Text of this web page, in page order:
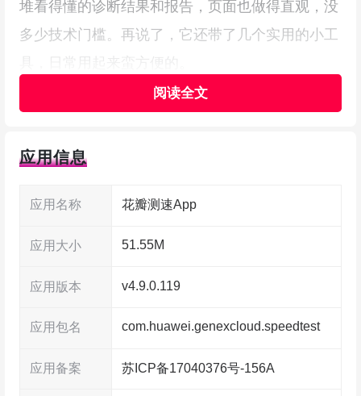
堆看得懂的诊断结果和报告，页面也做得直观，没
多少技术门槛。再说了，它还带了几个实用的小工
应用信息
应用名称 花瓣测速App
应用大小 51.55M
应用版本 v4.9.0.119
应用包名 com.huawei.genexcloud.speedtest
应用备案 苏ICP备17040376号-156A